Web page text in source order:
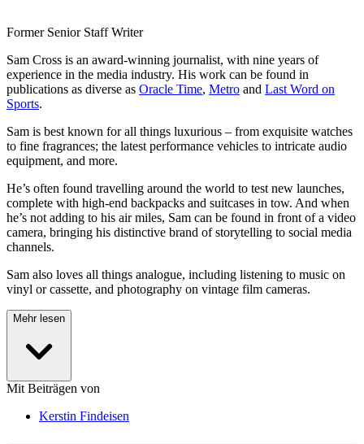
Former Senior Staff Writer
Sam Cross is an award-winning journalist, with nine years of
experience in the media industry. His work can be found in
publications as diverse as Oracle Time, Metro and Last Word on
Sports.
Sam is best known for all things luxurious – from exquisite watches
to fine fragrances; the latest performance vehicles to intricate audio
equipment, and more.
He’s often found travelling around the world to test new launches,
complete with high-end backpacks and suitcases in tow. And when
he’s not adding to his air miles, Sam can be found in front of a video
camera, bringing his distinctive brand of storytelling to social media
channels.
Sam also loves all things analogue, including listening to music on
vinyl or cassette, and photography on vintage film cameras.
Mehr lesen
Mit Beiträgen von
Kerstin Findeisen